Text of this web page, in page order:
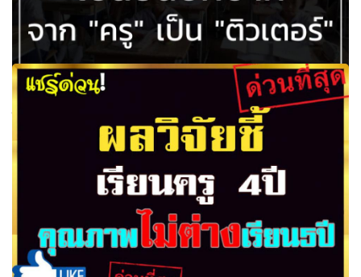
ถามครูทั่วประเทศ ยอมได้มั๊ย ลดสถานะ “ครู”เป็นแค่ “ติวเตอร์”
โดย กมลทิพย์ ใบเงิน เรียบเรียง